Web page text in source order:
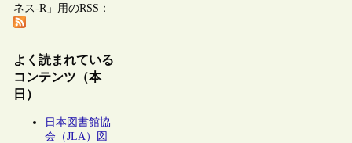
ネス-R」用のRSS：
よく読まれている
コンテンツ（本
日）
日本図書館協
会（JLA）図